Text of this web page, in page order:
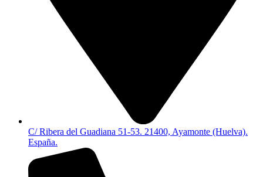
C/ Ribera del Guadiana 51-53. 21400, Ayamonte (Huelva).
España.